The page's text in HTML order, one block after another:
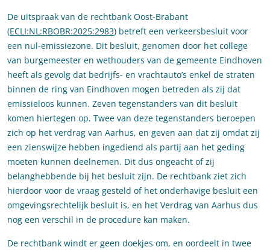
De uitspraak van de rechtbank Oost-Brabant
(ECLI:NL:RBOBR:2025:2983) betreft een verkeersbesluit voor
een nul-emissiezone. Dit besluit, genomen door het college
van burgemeester en wethouders van de gemeente Eindhoven
heeft als gevolg dat bedrijfs- en vrachtauto’s enkel de straten
binnen de ring van Eindhoven mogen betreden als zij dat
emissieloos kunnen. Zeven tegenstanders van dit besluit
komen hiertegen op. Twee van deze tegenstanders beroepen
zich op het verdrag van Aarhus, en geven aan dat zij omdat zij
een zienswijze hebben ingediend als partij aan het geding
moeten kunnen deelnemen. Dit dus ongeacht of zij
belanghebbende bij het besluit zijn. De rechtbank ziet zich
hierdoor voor de vraag gesteld of het onderhavige besluit een
omgevingsrechtelijk besluit is, en het Verdrag van Aarhus dus
nog een verschil in de procedure kan maken.
De rechtbank windt er geen doekjes om, en oordeelt in twee